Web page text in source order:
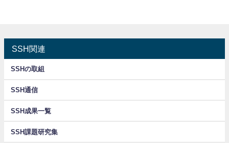
SSH関連
SSHの取組
SSH通信
SSH成果一覧
SSH課題研究集